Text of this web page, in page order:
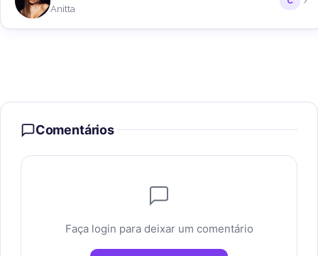
Anitta
Comentários
Faça login para deixar um comentário